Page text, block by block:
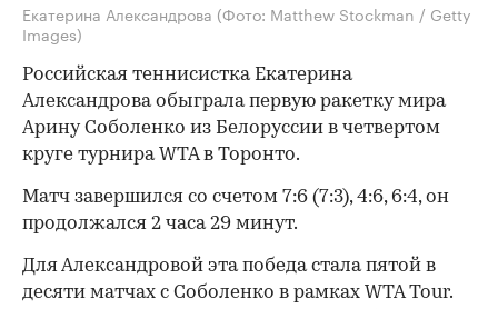
Екатерина Александрова (Фото: Matthew Stockman / Getty
Images)
Российская теннисистка Екатерина
Александрова обыграла первую ракетку мира
Арину Соболенко из Белоруссии в четвертом
круге турнира WTA в Торонто.
Матч завершился со счетом 7:6 (7:3), 4:6, 6:4, он
продолжался 2 часа 29 минут.
Для Александровой эта победа стала пятой в
десяти матчах с Соболенко в рамках WTA Tour.